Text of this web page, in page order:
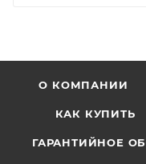
О КОМПАНИИ
КАК КУПИТЬ
ГАРАНТИЙНОЕ